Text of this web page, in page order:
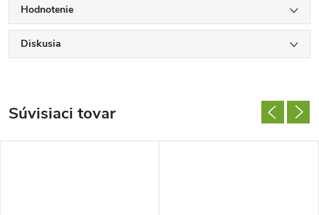
Hodnotenie
Diskusia
Súvisiaci tovar